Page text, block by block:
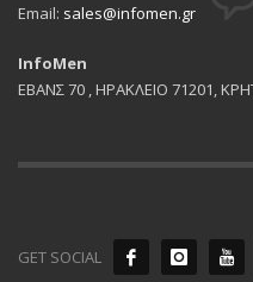
Email: sales@infomen.gr
InfoMen
ΕΒΑΝΣ 70 , ΗΡΑΚΛΕΙΟ 71201,
GET SOCIAL